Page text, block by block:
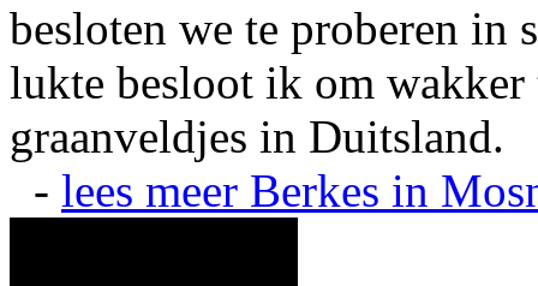
besloten we te proberen in
lukte besloot ik om
graanveldjes in Duitsland.
- lees meer Berkes in